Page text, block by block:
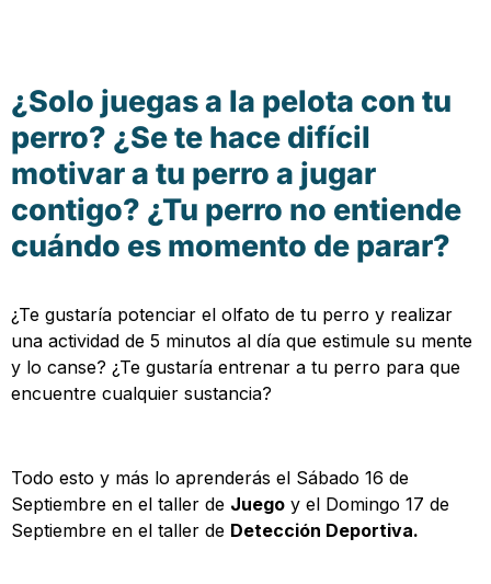
¿Solo juegas a la pelota con tu
perro? ¿Se te hace difícil
motivar a tu perro a jugar
contigo? ¿Tu perro no entiende
cuándo es momento de parar?
¿Te gustaría potenciar el olfato de tu perro y realizar
una actividad de 5 minutos al día que estimule su mente
y lo canse? ¿Te gustaría entrenar a tu perro para que
encuentre cualquier sustancia?
Todo esto y más lo aprenderás el Sábado 16 de
Septiembre en el taller de Juego y el Domingo 17 de
Septiembre en el taller de Detección Deportiva.